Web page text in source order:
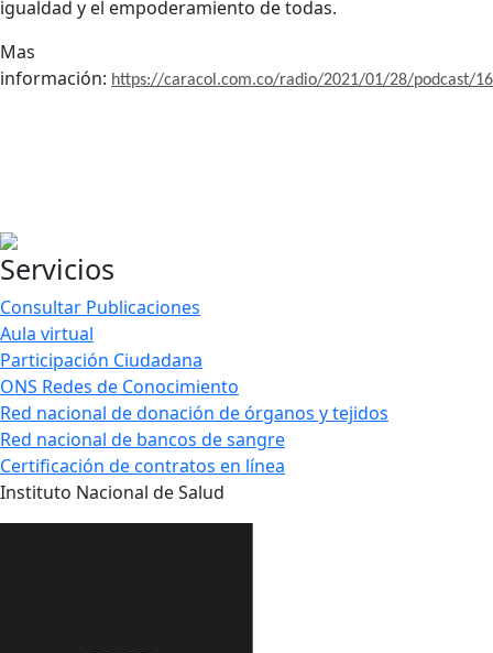
igualdad y el empoderamiento de todas.
Mas
información: https://caracol.com.co/radio/2021/01/28/podcast/
Servicios
Consultar Publicaciones
Aula virtual
Participación Ciudadana
ONS Redes de Conocimiento
Red nacional de donación de órganos y tejidos
Red nacional de bancos de sangre
Certificación de contratos en línea
Instituto Nacional de Salud